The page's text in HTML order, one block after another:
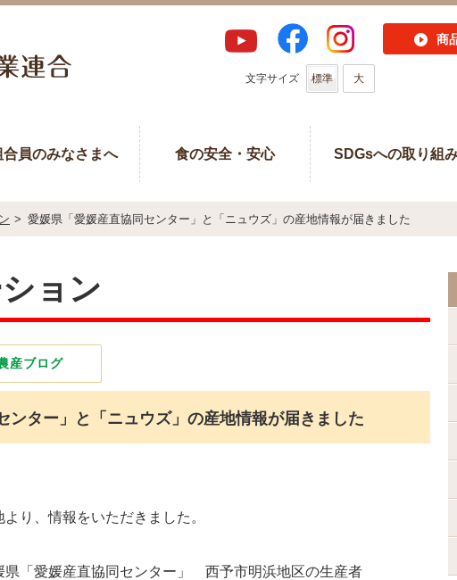
商
文字サイズ 標準 大
合員のみなさまへ 食の安全・安心 SDGsへの取り組
> 愛媛県「愛媛産直協同センター」と「ニュウズ」の産地情報が届きました
ョン
産ブログ
ンター」と「ニュウズ」の産地情報が届きました
り、情報をいただきました。
県「愛媛産直協同センター」 西予市明浜地区の生産者